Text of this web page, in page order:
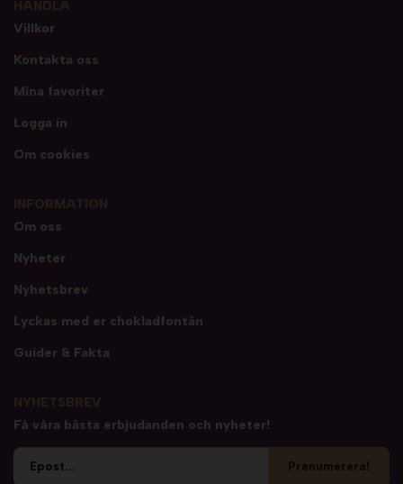
Villkor
Kontakta oss
Mina favoriter
Logga in
Om cookies
Om oss
Nyheter
Nyhetsbrev
Lyckas med er chokladfontän
Guider & Fakta
Få våra bästa erbjudanden och nyheter!
Prenumerera!